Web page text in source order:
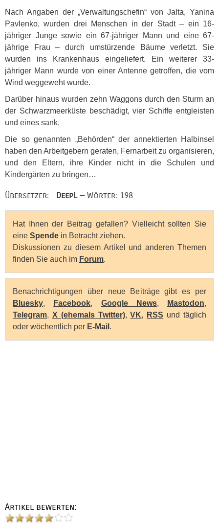
Nach Angaben der „Verwaltungschefin“ von Jalta, Yanina
Pavlenko, wurden drei Menschen in der Stadt – ein 16-
jähriger Junge sowie ein 67-jähriger Mann und eine 67-
jährige Frau – durch umstürzende Bäume verletzt. Sie
wurden ins Krankenhaus eingeliefert. Ein weiterer 33-
jähriger Mann wurde von einer Antenne getroffen, die vom
Wind weggeweht wurde.
Darüber hinaus wurden zehn Waggons durch den Sturm an
der Schwarzmeerküste beschädigt, vier Schiffe entgleisten
und eines sank.
Die so genannten „Behörden“ der annektierten Halbinsel
haben den Arbeitgebern geraten, Fernarbeit zu organisieren,
und den Eltern, ihre Kinder nicht in die Schulen und
Kindergärten zu bringen…
Übersetzer: DeepL— Wörter: 198
Hat Ihnen der Beitrag gefallen? Vielleicht sollten Sie
eine Spende in Betracht ziehen.
Diskussionen zu diesem Artikel und anderen Themen
finden Sie auch im Forum.
Benachrichtigungen über neue Beiträge gibt es per
Bluesky, Facebook, Google News, Mastodon,
Telegram, X (ehemals Twitter),VK, RSS und täglich
oder wöchentlich per E-Mail .
Artikel bewerten: